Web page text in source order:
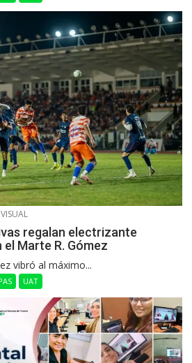
regalan electrizante
Marte R. Gómez
vibró al máximo...
UAT